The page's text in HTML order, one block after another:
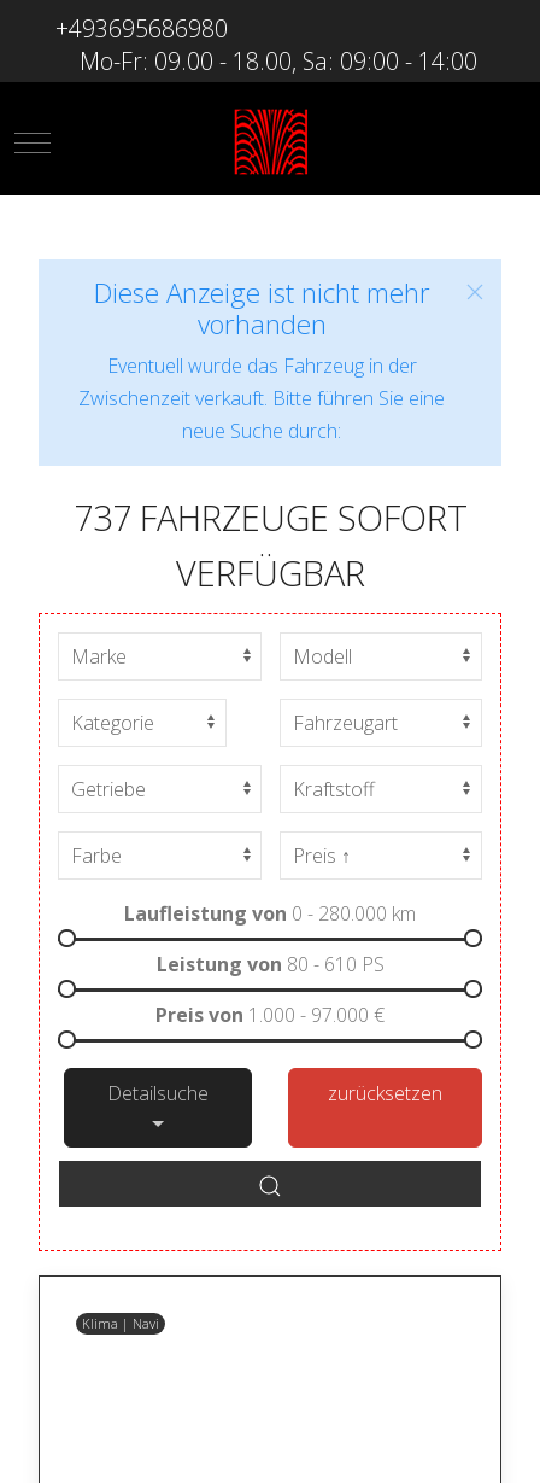
+493695686980
Mo-Fr: 09.00 - 18.00, Sa: 09:00 - 14:00
Mobile Menu Toggle
Diese Anzeige ist nicht mehr
vorhanden
Eventuell wurde das Fahrzeug in der
Zwischenzeit verkauft. Bitte führen Sie eine
neue Suche durch:
737 FAHRZEUGE SOFORT
VERFÜGBAR
Laufleistung von 0 - 280.000 km
Leistung von 80 - 610 PS
Preis von 1.000 - 97.000 €
Detailsuche zurücksetzen
Klima | Navi